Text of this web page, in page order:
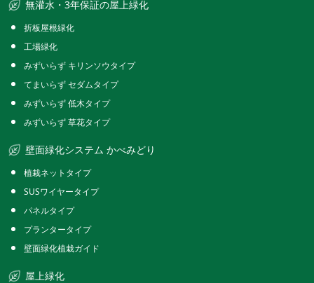
無灌水・3年保証の屋上緑化
折板屋根緑化
工場緑化
みずいらず キリンソウタイプ
てまいらず セダムタイプ
みずいらず 低木タイプ
みずいらず 草花タイプ
壁面緑化システム かべみどり
植栽ネットタイプ
SUSワイヤータイプ
パネルタイプ
プランタータイプ
壁面緑化植栽ガイド
屋上緑化